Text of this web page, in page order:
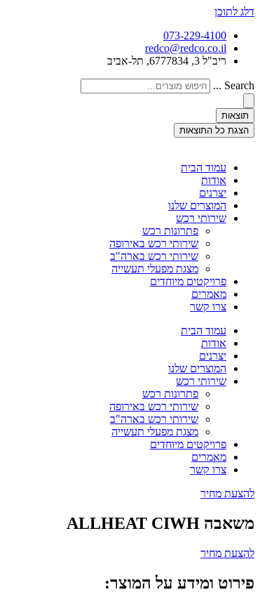
דלג לתוכן
073-229-4100
redco@redco.co.il
ריב"ל 3, 6777834, תל-אביב
Search ...
תוצאות
הצגת כל התוצאות
עמוד הבית
אודות
יצרנים
המוצרים שלנו
שירותי רכש
פתרונות רכש
שירותי רכש באירופה
שירותי רכש בארה"ב
מצגת מפעלי תעשייה
פרויקטים מיוחדים
מאמרים
צרו קשר
עמוד הבית
אודות
יצרנים
המוצרים שלנו
שירותי רכש
פתרונות רכש
שירותי רכש באירופה
שירותי רכש בארה"ב
מצגת מפעלי תעשייה
פרויקטים מיוחדים
מאמרים
צרו קשר
להצעת מחיר
משאבה ALLHEAT CIWH
להצעת מחיר
פירוט ומידע על המוצר: